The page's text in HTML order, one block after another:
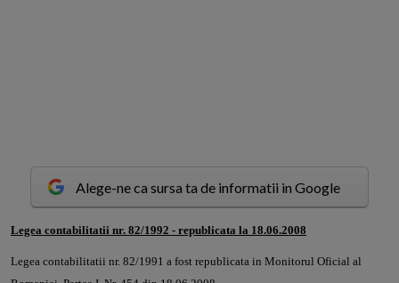
Alege-ne ca sursa ta de informatii in Google
Legea contabilitatii nr. 82/1992 - republicata la 18.06.2008
Legea contabilitatii nr. 82/1991 a fost republicata in Monitorul Oficial al